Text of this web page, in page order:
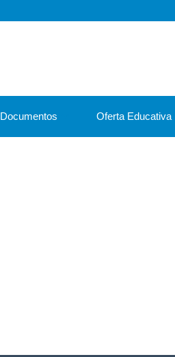
Documentos Oferta Educativa